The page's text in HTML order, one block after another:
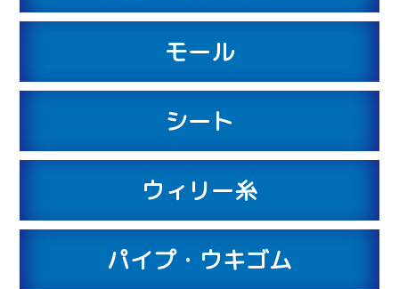
モール
シート
ウィリー糸
パイプ・ウキゴム